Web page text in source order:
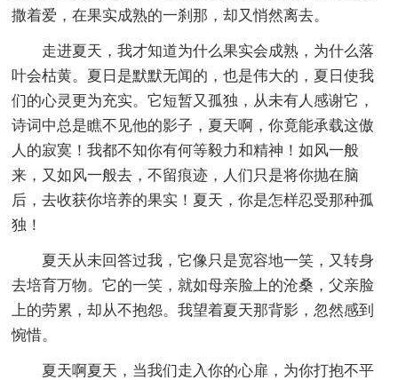
撒着爱，在果实成熟的一刹那，却又悄然离去。
走进夏天，我才知道为什么果实会成熟，为什么落
叶会枯黄。夏日是默默无闻的，也是伟大的，夏日使我
们的心灵更为充实。它短暂又孤独，从未有人感谢它，
诗词中总是瞧不见他的影子，夏天啊，你竟能承载这傲
人的寂寞！我都不知你有何等毅力和精神！如风一般
来，又如风一般去，不留痕迹，人们只是将你抛在脑
后，去收获你培养的果实！夏天，你是怎样忍受那种孤
独！
夏天从未回答过我，它像只是宽容地一笑，又转身
去培育万物。它的一笑，就如母亲脸上的沧桑，父亲脸
上的劳累，却从不抱怨。我望着夏天那背影，忽然感到
惋惜。
夏天啊夏天，当我们走入你的心扉，为你打抱不平